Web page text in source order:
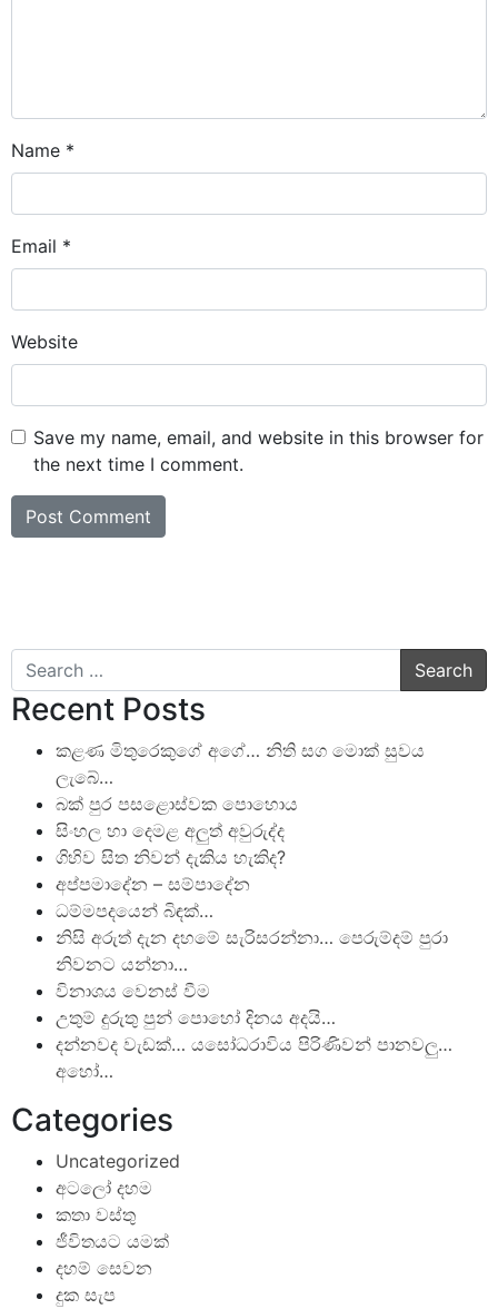
Name *
Email *
Website
Save my name, email, and website in this browser for
the next time I comment.
Search
Recent Posts
කළණ මිතුරෙකුගේ අගේ… නිති සග මොක් සුවය
ලැබේ…
බක් පුර පසළොස්වක පොහොය
සිංහල හා දෙමළ අලුත් අවුරුද්ද
ගිහිව සිත නිවන් දැකිය හැකිද?
අප්පමාදේන – සම්පාදේන
ධම්මපදයෙන් බිඳක්…
නිසි අරුත් දැන දහමේ සැරිසරන්නා… පෙරුම්දම් පුරා
නිවනට යන්නා…
විනාශය වෙනස් වීම
උතුම් දුරුතු පුන් පොහෝ දිනය අදයි…
දන්නවද වැඩක්… යසෝධරාවිය පිරිණිවන් පානවලු…
අහෝ…
Categories
Uncategorized
අටලෝ දහම
කතා වස්තු
ජීවිතයට යමක්
දහම් සෙවන
දුක සැප